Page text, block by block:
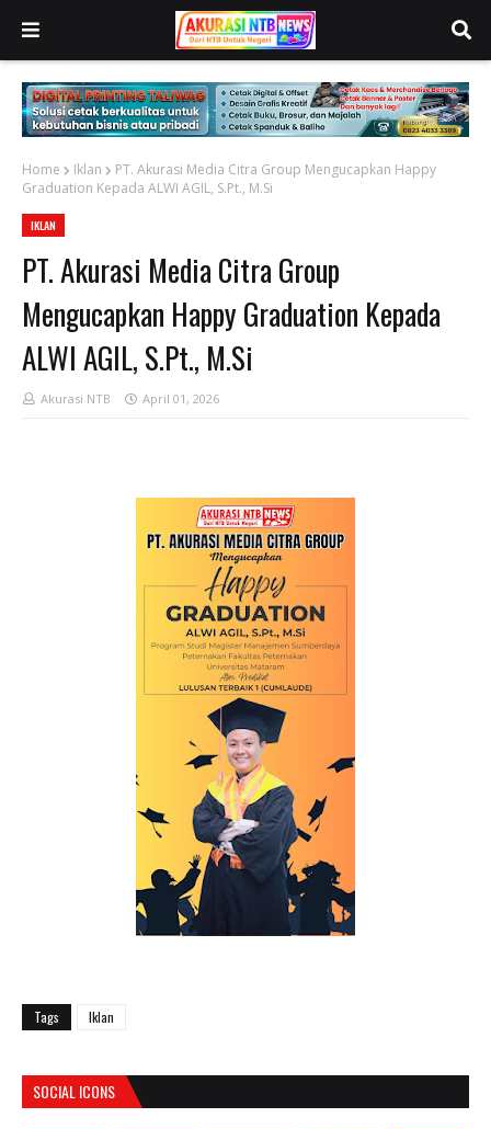
Home Iklan
PT. Akurasi Media Citra Group Mengucapkan Happy
Graduation Kepada ALWI AGIL, S.Pt., M.Si
IKLAN
PT. Akurasi Media Citra Group
Mengucapkan Happy Graduation Kepada
ALWI AGIL, S.Pt., M.Si
Akurasi NTB April 01, 2026
Tags Iklan
SOCIAL ICONS